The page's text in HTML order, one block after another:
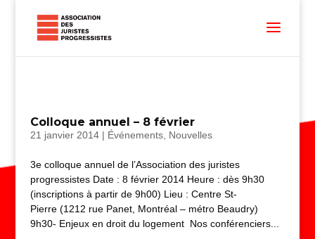
Colloque annuel – 8 février
21 janvier 2014| Événements, Nouvelles
3e colloque annuel de l’Association des juristes
progressistes Date : 8 février 2014 Heure : dès 9h30
(inscriptions à partir de 9h00) Lieu : Centre St-
Pierre (1212 rue Panet, Montréal – métro Beaudry)
9h30- Enjeux en droit du logement Nos conférenciers...